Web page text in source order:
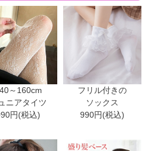
～160cm
ニアタイツ
円(税込)
フリル付きの
ソックス
990円(税込)